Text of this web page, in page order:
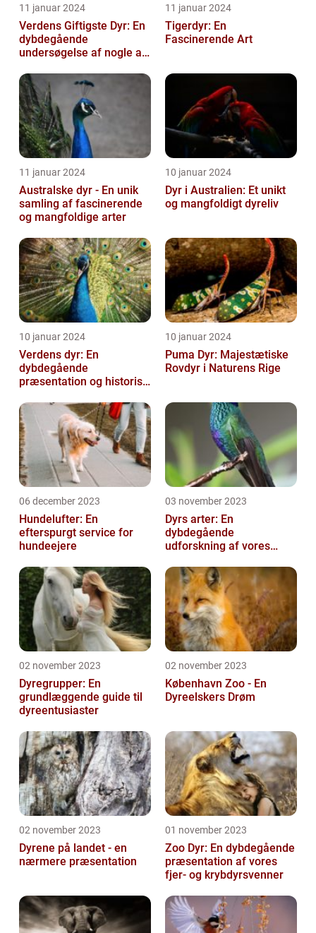
11 januar 2024
Verdens Giftigste Dyr: En
dybdegående
undersøgelse af nogle af
dødbringende
skabninger...
11 januar 2024
Tigerdyr: En
Fascinerende Art
11 januar 2024
Australske dyr - En unik
samling af fascinerende
og mangfoldige arter
10 januar 2024
Dyr i Australien: Et unikt
og mangfoldigt dyreliv
10 januar 2024
Verdens dyr: En
dybdegående
præsentation og historisk
10 januar 2024
Puma Dyr: Majestætiske
Rovdyr i Naturens Rige
06 december 2023
Hundelufter: En
efterspurgt service for
hundeejere
03 november 2023
Dyrs arter: En
dybdegående
udforskning af vores
02 november 2023
Dyregrupper: En
grundlæggende guide til
dyreentusiaster
02 november 2023
København Zoo - En
Dyreelskers Drøm
02 november 2023
Dyrene på landet - en
nærmere præsentation
01 november 2023
Zoo Dyr: En dybdegående
præsentation af vores
fjer- og krybdyrsvenner